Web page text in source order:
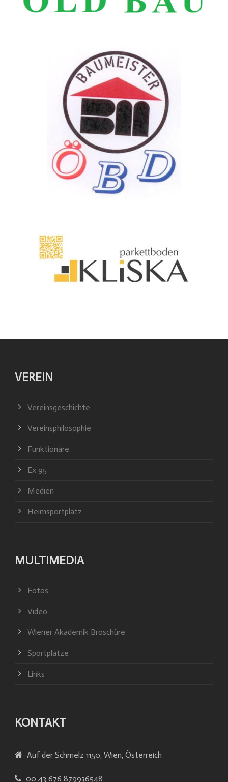
VEREIN
Vereinsgeschichte
Vereinsphilosophie
Funktionäre
Ex 95
Medien
Heimsportplatz
MULTIMEDIA
Fotos
Video
Wiener Akademik Broschüre
Sportplätze
Links
KONTAKT
Auf der Schmelz 1150, Wien, Österreich
00 43 676 879936548